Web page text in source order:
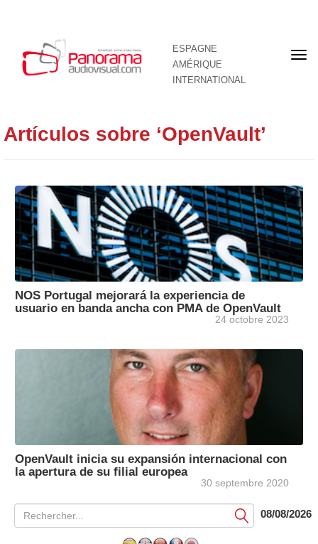
ESPAGNE
AMÉRIQUE
INTERNATIONAL
Artículos sobre ‘OpenVault’
NOS Portugal mejorará la experiencia de
usuario en banda ancha con PMA de OpenVault
24 octobre 2023
OpenVault inicia su expansión internacional con
la apertura de su filial europea
30 septembre 2020
Soumettre08/08/2026